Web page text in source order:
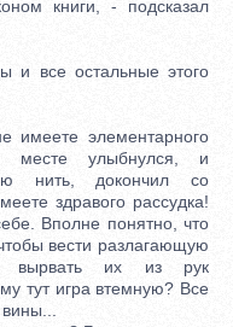
книги, - подсказал
все остальные этого
элементарного
улыбнулся, и
нить, докончил со
здравого рассудка!
Вполне понятно, что
вести разлагающую
вырвать их из рук
тут игра втемную? Все